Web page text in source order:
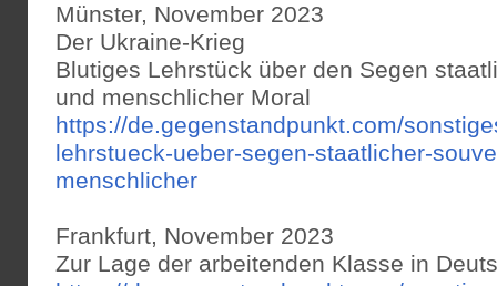
Münster, November 2023
Der Ukraine-Krieg
Blutiges Lehrstück über den Segen
und menschlicher Moral
https://de.gegenstandpunkt.com/
lehrstueck-ueber-segen-staatlicher-
menschlicher
Frankfurt, November 2023
Zur Lage der arbeitenden Klasse in